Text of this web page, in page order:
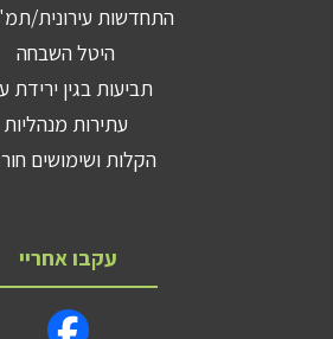
התחדשות עירונית/תמ"א
היטל השבחה
תביעות בגין ירידת
עתירות מנהליות
הקלות ושימושים
עקבו אחריי